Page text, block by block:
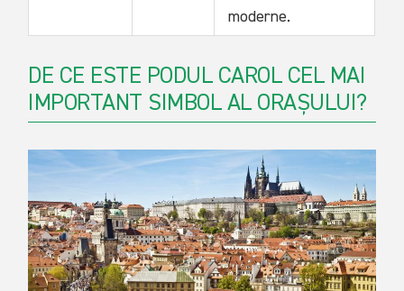
moderne.
DE CE ESTE PODUL CAROL CEL MAI
IMPORTANT SIMBOL AL ORAȘULUI?